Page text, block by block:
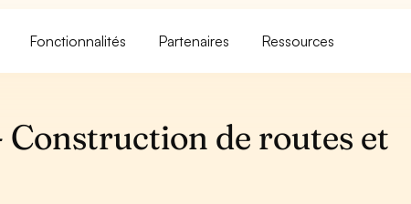
Fonctionnalités Partenaires Ressources
Construction de routes et